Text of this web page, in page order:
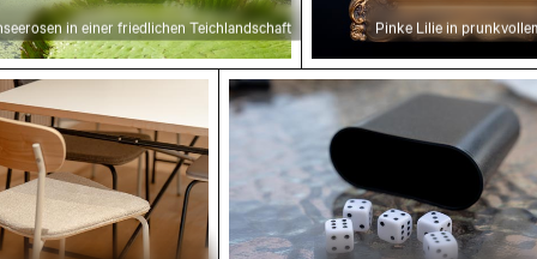
in einer friedlichen Teichlandschaft Pinke Lilie in
mit Holzrückenlehne
Weiße Würfel auf Glastisch